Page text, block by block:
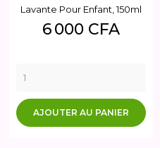
Lavante Pour Enfant, 150ml
Prix
6 000 CFA
AJOUTER AU PANIER